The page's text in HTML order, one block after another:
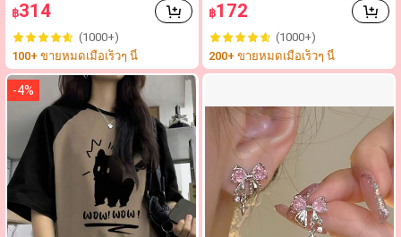
ฟชั่นวินเทจลำลอง ความจุขนาด
ใหญ่ กระเป๋าสะพายไหล่พร้อมซิป
ปิด, เหมาะสำหรับเดินทาง, ช้อปปิ้
ง, ออกเดท, ของขวัญสำหรับผู้หญิ
ง, เหมาะสำหรับวัยรุ่น, นักศึกษาวิ
ทยาลัย, หนุ่มสาววัยทำงาน (มาพ
ร้อมจี้), กระเป๋าหนังกลับ, กระเป๋า
สำหรับผู้หญิงสไตล์เรโทร, กระเป๋
าโท้ทสำหรับผู้หญิง, สิ่งจำเป็นสำ
หรับวิทยาลัย, กระเป๋าผู้หญิงฤดูใบ
ไม้ร่วงและฤดูหนาวใหม่, กระเป๋า
ฤดูใบไม้ร่วงที่ดีที่สุด, กระเป๋าหนัง
กลับแฟชั่นใหม่ล่าสุดสำหรับผู้หญิ
ง, เข้ากันได้อย่างลงตัวกับชุดฤดูใ
บไม้ร่วง เสื้อผ้าฤดูใบไม้ร่วงสำหรั
บผู้หญิง
฿314
(1000+)
100+ ขายหมดเมื่อเร็วๆ นี้
-4%
ม้าสังเคราะห์ทนความร้อน, เหมา
ะสำหรับผู้หญิงและเด็กผู้หญิงใส่ไ
ด้ทุกวัน
฿172
(1000+)
200+ ขายหมดเมื่อเร็วๆ นี้